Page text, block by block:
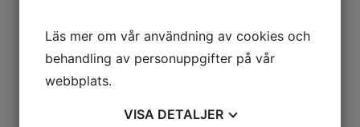
Cancer gör ingen åtskillnad mellan känd och
okänd.Bidens fall påminner oss om att
sjukdom kan drabba vem som helst
Läs mer om vår användning av cookies och
behandling av personuppgifter på vår
webbplats.
VISA DETALJER